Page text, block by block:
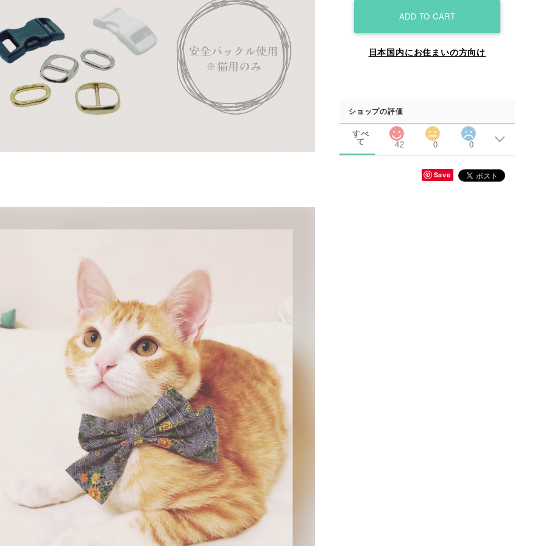
ADD TO CART
日本国内にお住まいの方向け
ショップの評価
すべ
て
42 0 0
Save